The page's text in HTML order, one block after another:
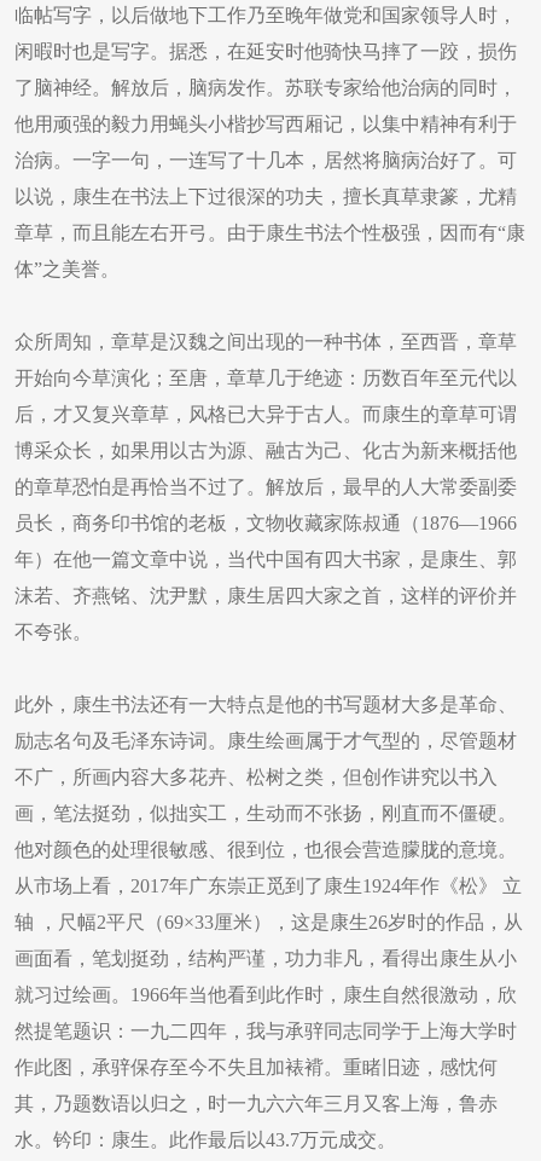
临帖写字，以后做地下工作乃至晚年做党和国家领导人时，
闲暇时也是写字。据悉，在延安时他骑快马摔了一跤，损伤
了脑神经。解放后，脑病发作。苏联专家给他治病的同时，
他用顽强的毅力用蝇头小楷抄写西厢记，以集中精神有利于
治病。一字一句，一连写了十几本，居然将脑病治好了。可
以说，康生在书法上下过很深的功夫，擅长真草隶篆，尤精
章草，而且能左右开弓。由于康生书法个性极强，因而有“康
体”之美誉。
众所周知，章草是汉魏之间出现的一种书体，至西晋，章草
开始向今草演化；至唐，章草几于绝迹：历数百年至元代以
后，才又复兴章草，风格已大异于古人。而康生的章草可谓
博采众长，如果用以古为源、融古为己、化古为新来概括他
的章草恐怕是再恰当不过了。解放后，最早的人大常委副委
员长，商务印书馆的老板，文物收藏家陈叔通（1876—1966
年）在他一篇文章中说，当代中国有四大书家，是康生、郭
沫若、齐燕铭、沈尹默，康生居四大家之首，这样的评价并
不夸张。
此外，康生书法还有一大特点是他的书写题材大多是革命、
励志名句及毛泽东诗词。康生绘画属于才气型的，尽管题材
不广，所画内容大多花卉、松树之类，但创作讲究以书入
画，笔法挺劲，似拙实工，生动而不张扬，刚直而不僵硬。
他对颜色的处理很敏感、很到位，也很会营造朦胧的意境。
从市场上看，2017年广东崇正觅到了康生1924年作《松》 立
轴 ，尺幅2平尺（69×33厘米），这是康生26岁时的作品，从
画面看，笔划挺劲，结构严谨，功力非凡，看得出康生从小
就习过绘画。1966年当他看到此作时，康生自然很激动，欣
然提笔题识：一九二四年，我与承骍同志同学于上海大学时
作此图，承骍保存至今不失且加裱褙。重睹旧迹，感忱何
其，乃题数语以归之，时一九六六年三月又客上海，鲁赤
水。钤印：康生。此作最后以43.7万元成交。